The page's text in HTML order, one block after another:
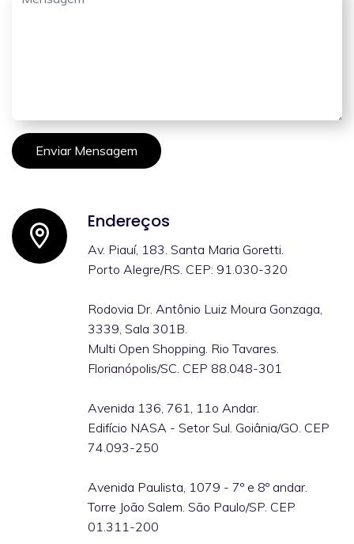
Enviar Mensagem
Endereços
Av. Piauí, 183. Santa Maria Goretti.
Porto Alegre/RS. CEP: 91.030-320
Rodovia Dr. Antônio Luiz Moura Gonzaga,
3339, Sala 301B.
Multi Open Shopping. Rio Tavares.
Florianópolis/SC. CEP 88.048-301
Avenida 136, 761, 11o Andar.
Edifício NASA - Setor Sul. Goiânia/GO. CEP
74.093-250
Avenida Paulista, 1079 - 7º e 8º andar.
Torre João Salem. São Paulo/SP. CEP
01.311-200